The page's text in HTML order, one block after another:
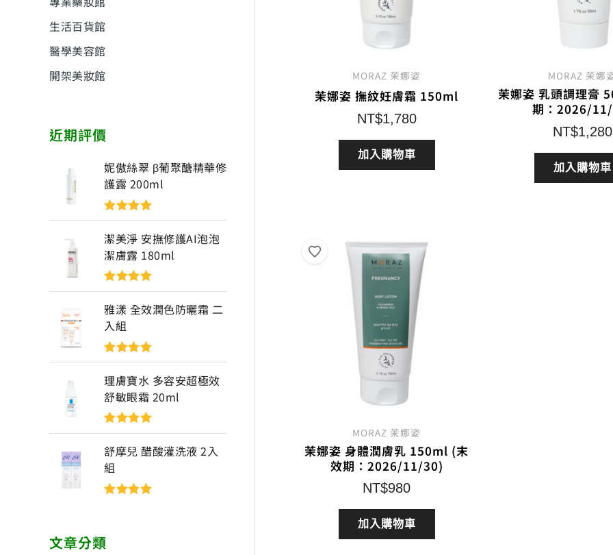
生活百貨館
醫學美容館
開架美妝館
近期評價
妮傲絲翠 β葡聚醣精華修
護露 200ml
評分5滿分
5
潔美淨 安撫修護AI泡泡
潔膚露 180ml
評分5滿分
5
雅漾 全效潤色防曬霜 二
入組
評分5滿分
5
理膚寶水 多容安超極效
舒敏眼霜 20ml
評分5滿分
5
舒摩兒 醋酸灌洗液 2入
組
文章分類
MORAZ 茉娜姿
茉娜姿 撫紋妊膚霜 150ml
NT$1,780
加入購物車
MORAZ 茉娜
茉娜姿 乳頭調理膏
期：2026/
NT$1,280
加入購物車
MORAZ 茉娜姿
茉娜姿 身體潤膚乳 150ml (末
效期：2026/11/30)
NT$980
加入購物車